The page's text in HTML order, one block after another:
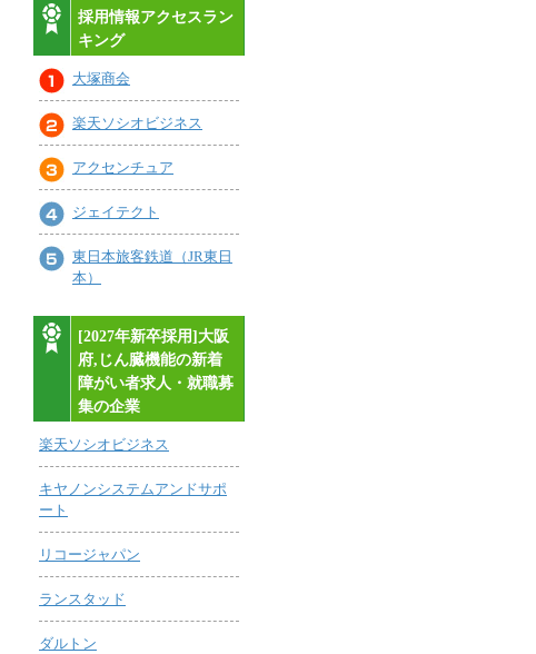
採用情報アクセスラン
キング
大塚商会
楽天ソシオビジネス
アクセンチュア
ジェイテクト
東日本旅客鉄道（JR東日
本）
[2027年新卒採用]大阪
府,じん臓機能の新着
障がい者求人・就職募
集の企業
楽天ソシオビジネス
キヤノンシステムアンドサポ
ート
リコージャパン
ランスタッド
ダルトン